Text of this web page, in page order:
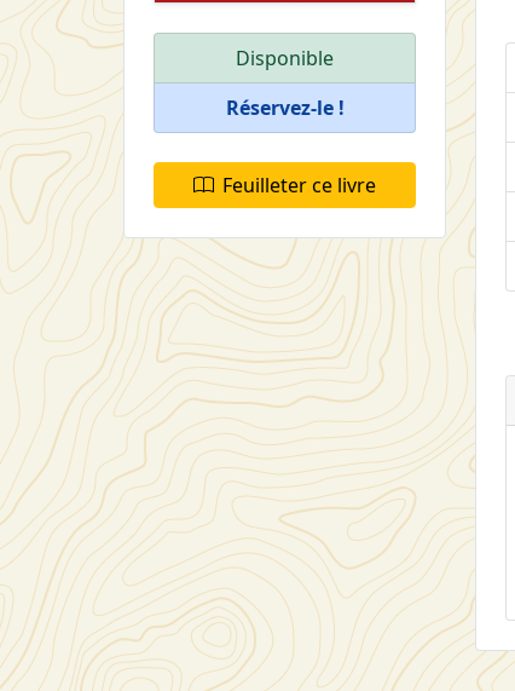
Disponible
Réservez-le !
Feuilleter ce livre